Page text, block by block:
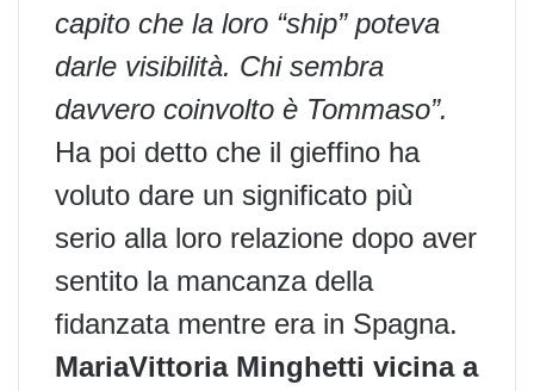
capito che la loro “ship” poteva
darle visibilità. Chi sembra
davvero coinvolto è Tommaso”.
Ha poi detto che il gieffino ha
voluto dare un significato più
serio alla loro relazione dopo aver
sentito la mancanza della
fidanzata mentre era in Spagna.
MariaVittoria Minghetti vicina a